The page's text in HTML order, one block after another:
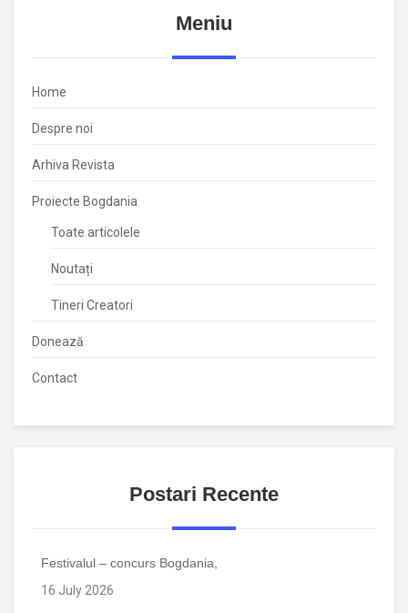
Meniu
Home
Despre noi
Arhiva Revista
Proiecte Bogdania
Toate articolele
Noutați
Tineri Creatori
Donează
Contact
Postari Recente
Festivalul – concurs Bogdania,
16 July 2026